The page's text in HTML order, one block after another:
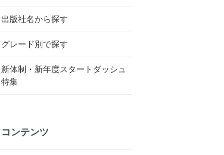
出版社名から探す
グレード別で探す
新体制・新年度スタートダッシュ
特集
コンテンツ